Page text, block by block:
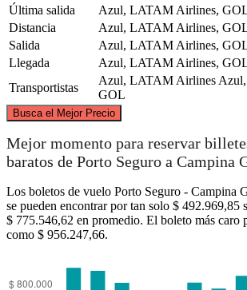
Última salida
Azul, LATAM Airlines,
Distancia
Azul, LATAM Airlines,
Salida
Azul, LATAM Airlines,
Llegada
Azul, LATAM Airlines,
Transportistas
Azul, LATAM Airlines
GOL
Busca el Mejor Precio
Mejor momento para reservar
baratos de Porto Seguro a Campina
Los boletos de vuelo Porto Seguro - Campina
se pueden encontrar por tan solo $ 492.969,85
$ 775.546,62 en promedio. El boleto más caro
como $ 956.247,66.